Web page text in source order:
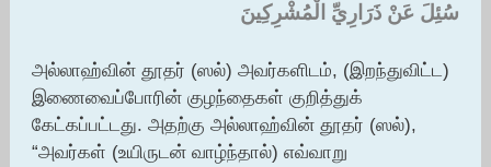
سُئِلَ عَنْ ذَرَارِيِّ الْمُشْرِكِينَ ‏
அல்லாஹ்வின் தூதர் (ஸல்) அவர்களிடம், (இறந்துவிட்ட)
இணைவைப்போரின் குழந்தைகள் குறித்துக்
கேட்கப்பட்டது. அதற்கு அல்லாஹ்வின் தூதர் (ஸல்),
“அவர்கள் (உயிருடன் வாழ்ந்தால்) எவ்வாறு